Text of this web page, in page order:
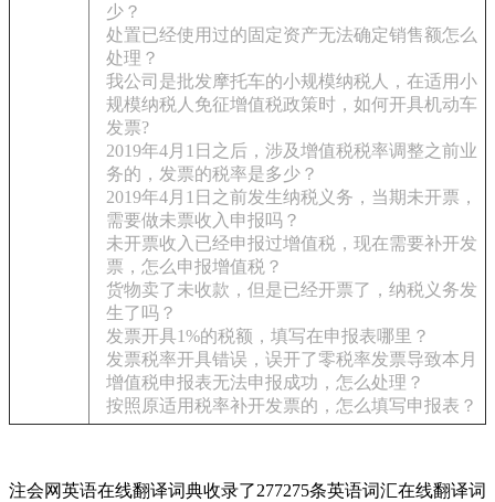
少？
处置已经使用过的固定资产无法确定销售额怎么
处理？
我公司是批发摩托车的小规模纳税人，在适用小
规模纳税人免征增值税政策时，如何开具机动车
发票?
2019年4月1日之后，涉及增值税税率调整之前业
务的，发票的税率是多少？
2019年4月1日之前发生纳税义务，当期未开票，
需要做未票收入申报吗？
未开票收入已经申报过增值税，现在需要补开发
票，怎么申报增值税？
货物卖了未收款，但是已经开票了，纳税义务发
生了吗？
发票开具1%的税额，填写在申报表哪里？
发票税率开具错误，误开了零税率发票导致本月
增值税申报表无法申报成功，怎么处理？
按照原适用税率补开发票的，怎么填写申报表？
注会网英语在线翻译词典收录了277275条英语词汇在线翻译词